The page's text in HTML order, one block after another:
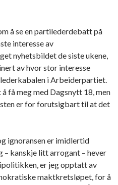
å se en partilederdebatt på
interesse av
nyhetsbildet de siste ukene,
av hvor stor interesse
i Arbeiderpartiet.
få meg med Dagsnytt 18, men
er for forutsigbart til at det
ignoransen er imidlertid
– kanskje litt arrogant – hever
er jeg opptatt av
maktkretsløpet, for å